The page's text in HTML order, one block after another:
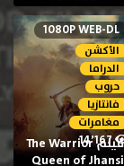
1080P WEB-DL
الأكشن
الدراما
حروب
فانتازيا
مغامرات
14٬167
فيلم The Warrior
Queen of Jhansi